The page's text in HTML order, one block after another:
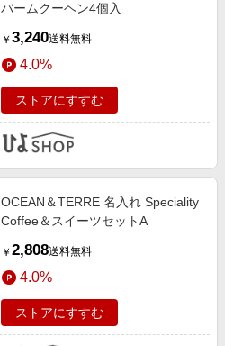
バームクーヘン4個入
￥ 3,240送料無料
4.0%
ストアにすすむ
OCEAN＆TERRE 名入れ Speciality
Coffee＆スイーツセットA
￥ 2,808送料無料
4.0%
ストアにすすむ